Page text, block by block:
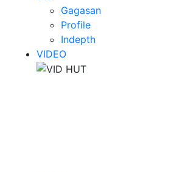
Gagasan
Profile
Indepth
VIDEO